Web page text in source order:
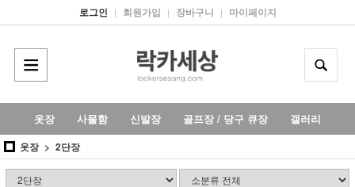
로그인 | 회원가입 | 장바구니 | 마이페이지
옷장 사물함 신발장 골프장 / 당구 큐장 갤러리
옷장 2단장